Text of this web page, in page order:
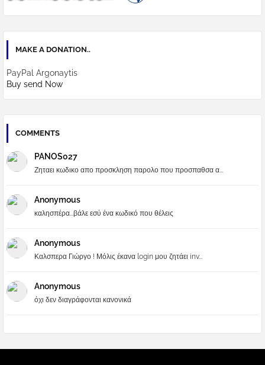
MAKE A DONATION..
PayPal Argonaytis
Buy send Now
COMMENTS
PANOS027
Ζηταει κωδικο απο προσκληση παρολο που προσπαθσα α...
Anonymous
καλησπέρα...βάλε εσύ ένα κωδικό που θέλεις
Anonymous
Καλσπερα Γιώργο ! Μόλις έκανα login μου ζητάει inv...
Anonymous
όχι δεν διαγράφονται κανονικά